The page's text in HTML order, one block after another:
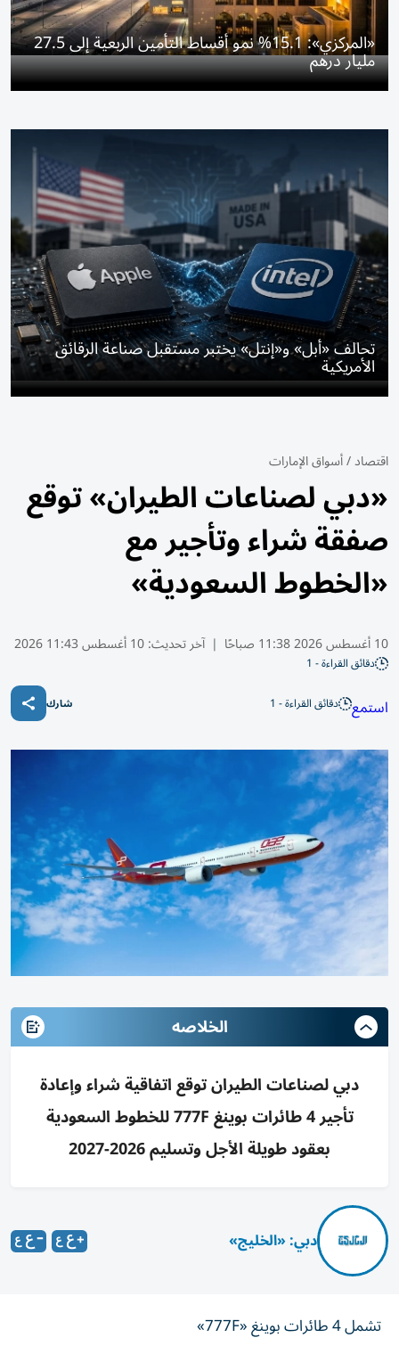
«المركزي»: 15.1% نمو أقساط التأمين الربعية إلى 27.5
مليار درهم
تحالف «أبل» و«إنتل» يختبر مستقبل صناعة الرقائق
الأمريكية
اقتصاد/أسواق الإمارات
«دبي لصناعات الطيران» توقع
صفقة شراء وتأجير مع
«الخطوط السعودية»
10 أغسطس 2026 11:38 صباحًا | آخر تحديث:10 أغسطس 11:43 2026
دقائق القراءة - 1
استمع دقائق القراءة - 1 شارك
الخلاصه
دبي لصناعات الطيران توقع اتفاقية شراء وإعادة
تأجير 4 طائرات بوينغ 777F للخطوط السعودية
بعقود طويلة الأجل وتسليم 2026-2027
دبي: «الخليج»
تشمل 4 طائرات بوينغ «777F»